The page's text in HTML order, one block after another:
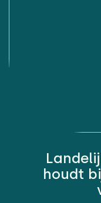
houdt